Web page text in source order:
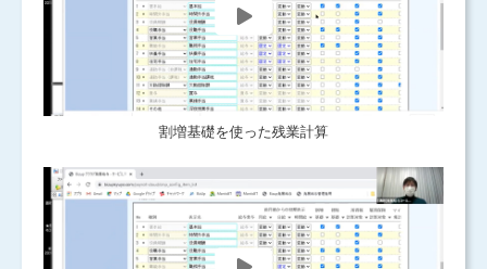
割増基礎を使った残業計算